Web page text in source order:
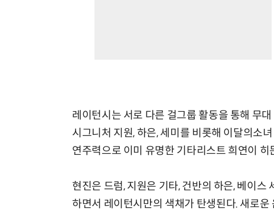
레이턴시는 서로 다른 걸그룹 활동을 통해 무
시그니처 지원, 하은, 세미를 비롯해 이달의소
연주력으로 이미 유명한 기타리스트 희연이
현진은 드럼, 지원은 기타, 건반의 하은, 베이스
하면서 레이턴시만의 색채가 탄생된다. 새로